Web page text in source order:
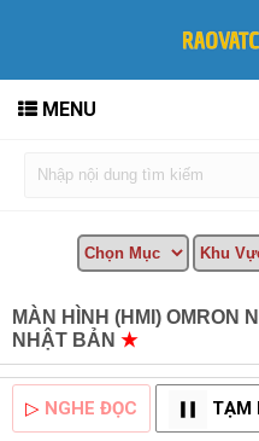
MENU
MÀN HÌNH (HMI) OMRON
NHẬT BẢN ★
▷ NGHE ĐỌC TẠM